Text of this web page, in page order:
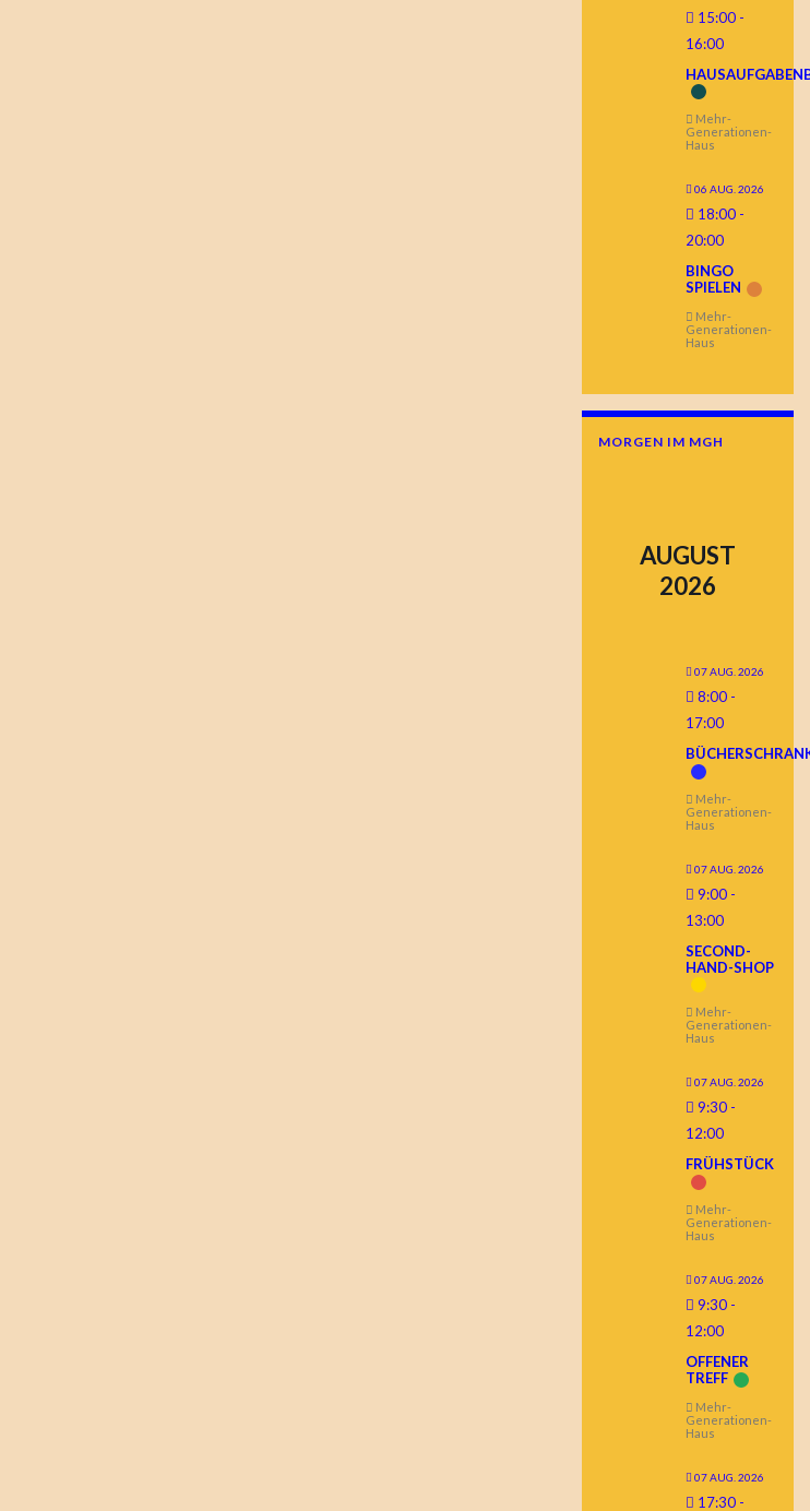
15:00 -
16:00
Mehr-
Generationen-
Haus
06 AUG. 2026
18:00 -
20:00
BINGO
SPIELEN
Mehr-
Generationen-
Haus
MORGEN IM MGH
AUGUST
2026
07 AUG. 2026
8:00 -
17:00
Mehr-
Generationen-
Haus
07 AUG. 2026
9:00 -
13:00
SECOND-
HAND-SHOP
Mehr-
Generationen-
Haus
07 AUG. 2026
9:30 -
12:00
FRÜHSTÜCK
Mehr-
Generationen-
Haus
07 AUG. 2026
9:30 -
12:00
OFFENER
TREFF
Mehr-
Generationen-
Haus
07 AUG. 2026
17:30 -